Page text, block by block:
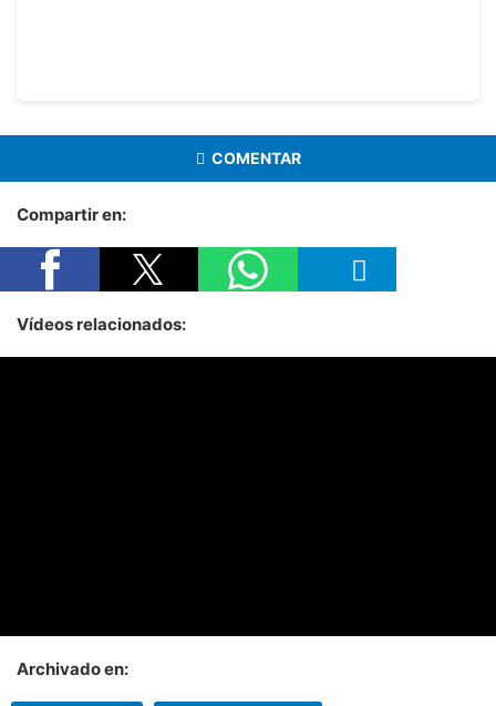
COMENTAR
Compartir en:
Vídeos relacionados:
Archivado en: